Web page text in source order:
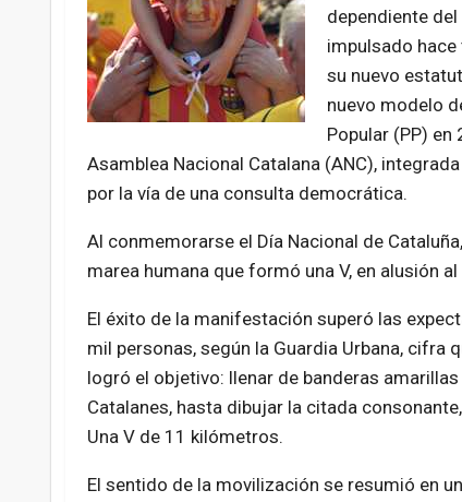
dependiente
impulsado
su nuevo
nuevo modelo
Popular (PP)
Asamblea Nacional Catalana (ANC),
por la vía de una consulta democrática.
Al conmemorarse el Día Nacional de
marea humana que formó una V, en alusión
El éxito de la manifestación superó las
mil personas, según la Guardia Urbana, cifra
logró el objetivo: llenar de banderas
Catalanes, hasta dibujar la citada
Una V de 11 kilómetros.
El sentido de la movilización se resumió en